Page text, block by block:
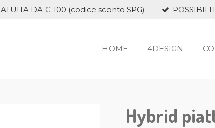
DA € 100 (codice sconto SPG)
HOME 4DESIGN
Hybrid